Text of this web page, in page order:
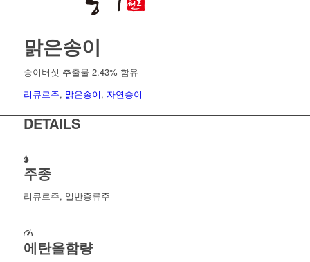
맑은송이
송이버섯 추출물 2.43% 함유
리큐르주, 맑은송이, 자연송이
DETAILS
주종
리큐르주, 일반증류주
에탄올함량